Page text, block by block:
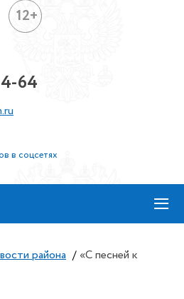
12+
64
в соцсетях
≡
района / «С песней к